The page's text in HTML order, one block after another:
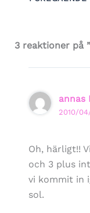
3 reaktioner på
annas
2010/
Oh, härligt!!
och 3 plus
vi kommit in
sol.